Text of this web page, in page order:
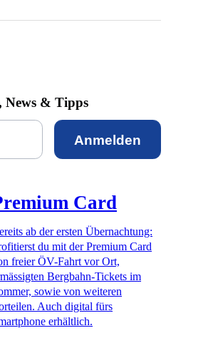
News & Tipps
Anmelden
Card
ab der ersten Übernachtung:
du mit der Premium Card
freier ÖV-Fahrt vor Ort,
Bergbahn-Tickets im
sowie von weiteren
Auch digital fürs
erhältlich.